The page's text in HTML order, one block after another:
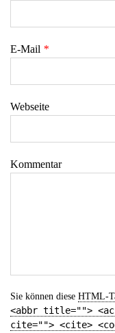
E-Mail *
Webseite
Kommentar
Sie können diese HTML-
<abbr title="">
cite=""> <cite>